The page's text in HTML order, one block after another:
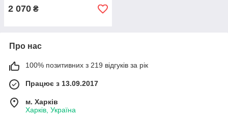
2 070 ₴
Про нас
100% позитивних з 219 відгуків за рік
Працює з 13.09.2017
м. Харків
Харків, Україна